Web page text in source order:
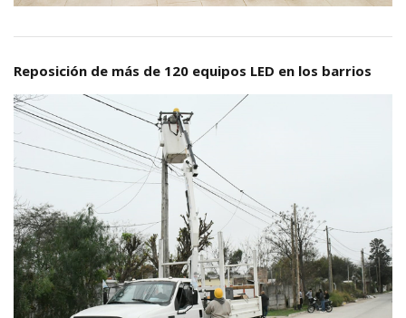
Reposición de más de 120 equipos LED en los barrios